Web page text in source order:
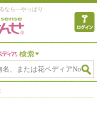
なら―やっぱり